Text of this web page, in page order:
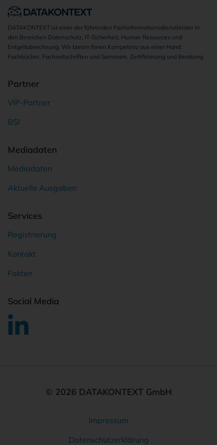
DATAKONTEXT ist einer der führenden Fachinformationsdienstleister in
den Bereichen Datenschutz, IT-Sicherheit, Human Resources und
Entgeltabrechnung. Wir bieten Ihnen Kompetenz aus einer Hand:
Fachbücher, Fachzeitschriften und Seminare, Zertifizierung und Beratung.
Partner
VIP-Partner
BSI
Mediadaten
Mediadaten
Aktuelle Ausgaben
Services
Registrierung
Kontakt
Fakten
Social Media
© 2026 DATAKONTEXT GmbH
Impressum
Datenschutzerklärung